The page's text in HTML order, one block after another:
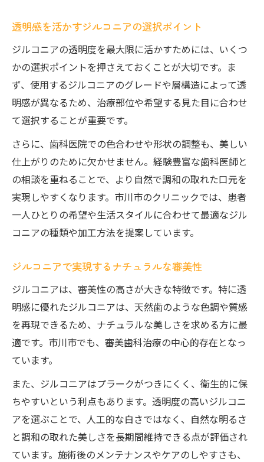
透明感を活かすジルコニアの選択ポイント
ジルコニアの透明度を最大限に活かすためには、いくつ
かの選択ポイントを押さえておくことが大切です。ま
ず、使用するジルコニアのグレードや層構造によって透
明感が異なるため、治療部位や希望する見た目に合わせ
て選択することが重要です。
さらに、歯科医院での色合わせや形状の調整も、美しい
仕上がりのために欠かせません。経験豊富な歯科医師と
の相談を重ねることで、より自然で調和の取れた口元を
実現しやすくなります。市川市のクリニックでは、患者
一人ひとりの希望や生活スタイルに合わせて最適なジル
コニアの種類や加工方法を提案しています。
ジルコニアで実現するナチュラルな審美性
ジルコニアは、審美性の高さが大きな特徴です。特に透
明感に優れたジルコニアは、天然歯のような色調や質感
を再現できるため、ナチュラルな美しさを求める方に最
適です。市川市でも、審美歯科治療の中心的存在となっ
ています。
また、ジルコニアはプラークがつきにくく、衛生的に保
ちやすいという利点もあります。透明度の高いジルコニ
アを選ぶことで、人工的な白さではなく、自然な明るさ
と調和の取れた美しさを長期間維持できる点が評価され
ています。施術後のメンテナンスやケアのしやすさも、